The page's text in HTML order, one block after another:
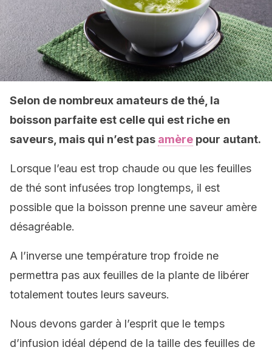
Selon de nombreux amateurs de thé, la
boisson parfaite est celle qui est riche en
saveurs, mais qui n’est pas amère pour autant.
Lorsque l’eau est trop chaude ou que les feuilles
de thé sont infusées trop longtemps, il est
possible que la boisson prenne une saveur amère
désagréable.
A l’inverse une température trop froide ne
permettra pas aux feuilles de la plante de libérer
totalement toutes leurs saveurs.
Nous devons garder à l’esprit que le temps
d’infusion idéal dépend de la taille des feuilles de